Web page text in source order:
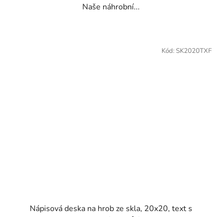
Naše náhrobní...
Nápisová deska na hrob ze skla, 20x20, text s
Kód: SK2020TXF